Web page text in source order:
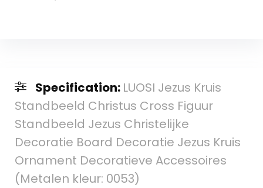
Specification: LUOSI Jezus Kruis
Standbeeld Christus Cross Figuur
Standbeeld Jezus Christelijke
Decoratie Board Decoratie Jezus Kruis
Ornament Decoratieve Accessoires
(Metalen kleur: 0053)